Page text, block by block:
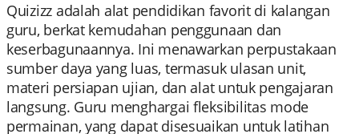
Quizizz adalah alat pendidikan favorit di kalangan
guru, berkat kemudahan penggunaan dan
keserbagunaannya. Ini menawarkan perpustakaan
sumber daya yang luas, termasuk ulasan unit,
materi persiapan ujian, dan alat untuk pengajaran
langsung. Guru menghargai fleksibilitas mode
permainan, yang dapat disesuaikan untuk latihan